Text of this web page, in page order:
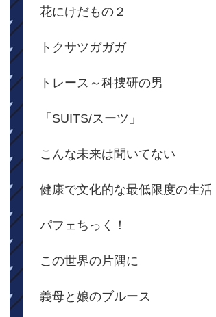
花にけだもの２
トクサツガガガ
トレース～科捜研の男
「SUITS/スーツ」
こんな未来は聞いてない
健康で文化的な最低限度の生活
パフェちっく！
この世界の片隅に
義母と娘のブルース